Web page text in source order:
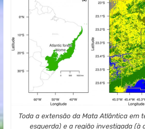
Toda a extensão da Mata Atlântica em
esquerda) e a região investigada (à